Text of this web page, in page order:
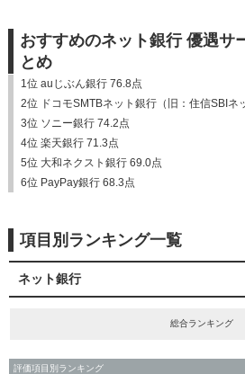
おすすめのネット銀行 優遇サ
とめ
1位 auじぶん銀行 76.8点
2位 ドコモSMTBネット銀行（旧：住信SBIネ
3位 ソニー銀行 74.2点
4位 楽天銀行 71.3点
5位 大和ネクスト銀行 69.0点
6位 PayPay銀行 68.3点
項目別ランキング一覧
ネット銀行
総合ランキング
評価項目別ランキング